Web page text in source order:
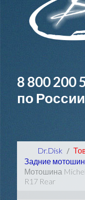
8 800 200
по России
Dr.Disk
Задние
Мотошина
R17 Rear